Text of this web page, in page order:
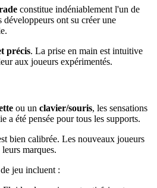
constitue indéniablement l'un de
développeurs ont su créer une
précis. La prise en main est intuitive
aux joueurs expérimentés.
ou un clavier/souris, les sensations
a été pensée pour tous les supports.
bien calibrée. Les nouveaux joueurs
marques.
jeu incluent :